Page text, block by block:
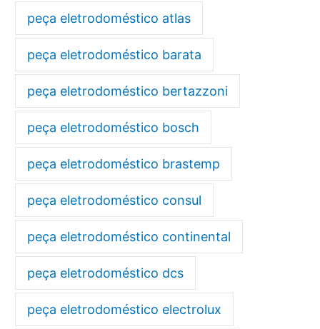
peça eletrodoméstico atlas
peça eletrodoméstico barata
peça eletrodoméstico bertazzoni
peça eletrodoméstico bosch
peça eletrodoméstico brastemp
peça eletrodoméstico consul
peça eletrodoméstico continental
peça eletrodoméstico dcs
peça eletrodoméstico electrolux